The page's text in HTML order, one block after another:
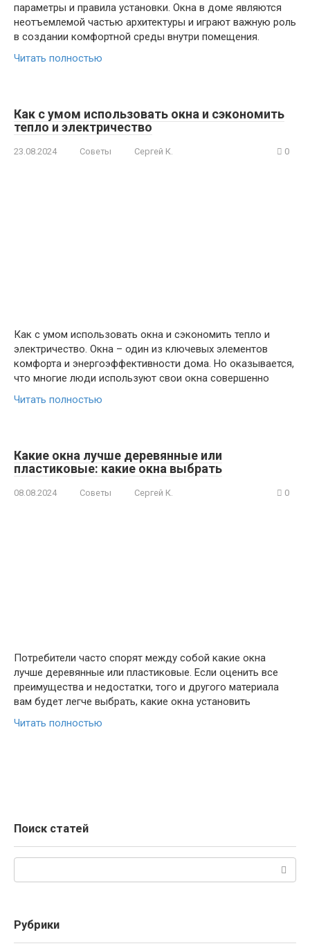
параметры и правила установки. Окна в доме являются
неотъемлемой частью архитектуры и играют важную роль
в создании комфортной среды внутри помещения.
Читать полностью
Как с умом использовать окна и сэкономить
тепло и электричество
23.08.2024 Советы Сергей К. 0
Как с умом использовать окна и сэкономить тепло и
электричество. Окна – один из ключевых элементов
комфорта и энергоэффективности дома. Но оказывается,
что многие люди используют свои окна совершенно
Читать полностью
Какие окна лучше деревянные или
пластиковые: какие окна выбрать
08.08.2024 Советы Сергей К. 0
Потребители часто спорят между собой какие окна
лучше деревянные или пластиковые. Если оценить все
преимущества и недостатки, того и другого материала
вам будет легче выбрать, какие окна установить
Читать полностью
Поиск статей
Рубрики